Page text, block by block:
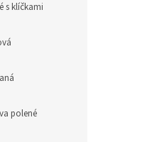
s klíčkami
polené